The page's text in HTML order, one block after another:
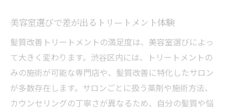
美容室選びで差が出るトリートメント体験
髪質改善トリートメントの満足度は、美容室選びによっ
て大きく変わります。渋谷区内には、トリートメントの
みの施術が可能な専門店や、髪質改善に特化したサロン
が多数存在します。サロンごとに扱う薬剤や施術方法、
カウンセリングの丁寧さが異なるため、自分の髪質や悩